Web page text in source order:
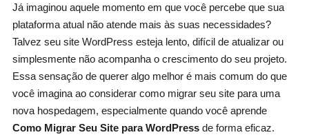
Já imaginou aquele momento em que você percebe que sua
plataforma atual não atende mais às suas necessidades?
Talvez seu site WordPress esteja lento, difícil de atualizar ou
simplesmente não acompanha o crescimento do seu projeto.
Essa sensação de querer algo melhor é mais comum do que
você imagina ao considerar como migrar seu site para uma
nova hospedagem, especialmente quando você aprende
Como Migrar Seu Site para WordPressde forma eficaz.